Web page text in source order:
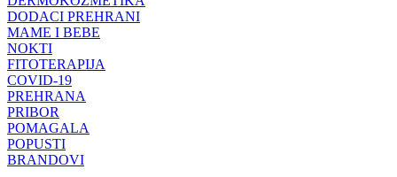
DODACI PREHRANI
MAME I BEBE
NOKTI
FITOTERAPIJA
COVID-19
PREHRANA
PRIBOR
POMAGALA
POPUSTI
BRANDOVI